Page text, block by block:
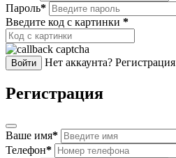
Пароль*
Введите код с картинки *
Войти Нет аккаунта? Регистрация
Регистрация
Ваше имя*
Телефон*